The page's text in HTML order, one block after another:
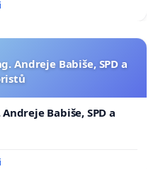
Andreje Babiše, SPD a
Babiše, SPD a